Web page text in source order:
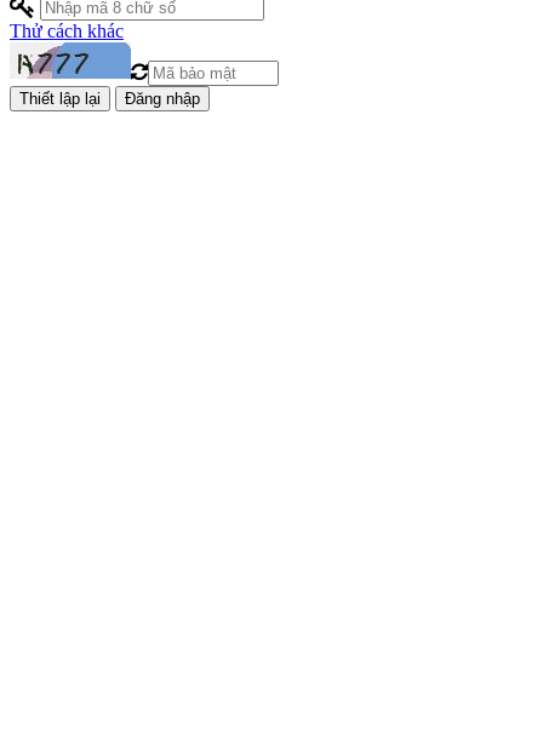
Thử cách khác
Đăng nhập